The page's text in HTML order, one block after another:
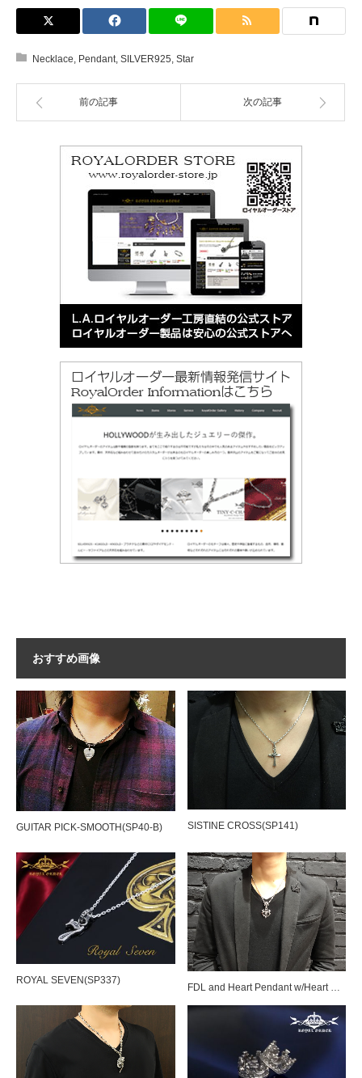
Necklace Pendant SILVER925 Star
前の記事 次の記事
おすすめ画像
GUITAR PICK-SMOOTH(SP40-B) SISTINE CROSS(SP141)
ROYAL SEVEN(SP337)
FDL and Heart Pendant w/Heart …
SILK CODE w/HOOK（SN-SLK01）
SILK CODE w/HOOK（SN-SLK01）